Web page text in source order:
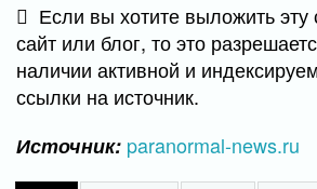
Если вы хотите выложить
сайт или блог, то это
наличии активной и
ссылки на источник.
Источник: paranormal-news.ru